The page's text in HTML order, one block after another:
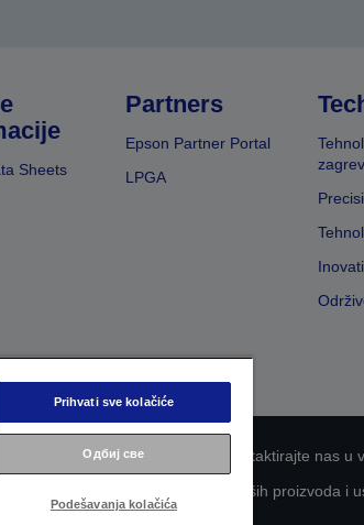
Sheets
Partners
Epson Partner Portal
LPGA
EU Data Act Compliance Kontaktirajte nas u
Epson za što veću pristupačnost naših proizvoda i
Prihvati sve kolačiće
Одбиј све
Podešavanja kolačića